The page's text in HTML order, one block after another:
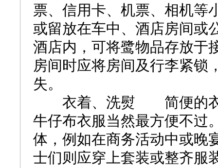
票、信用卡、机票、相机等
或留放在车中、酒店房间或
酒店内，可将鹭物品存放于
房间时应将房间及行李紧锁
失。
衣着、洗熨 简便的衣着
牛仔布衣服当然最方便不过
体，例如在商务活动中或晚
士们则应穿上套装或整齐服